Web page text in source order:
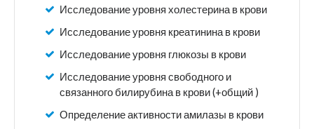
Исследование уровня холестерина в крови
Исследование уровня креатинина в крови
Исследование уровня глюкозы в крови
Исследование уровня свободного и
связанного билирубина в крови (+общий )
Определение активности амилазы в крови